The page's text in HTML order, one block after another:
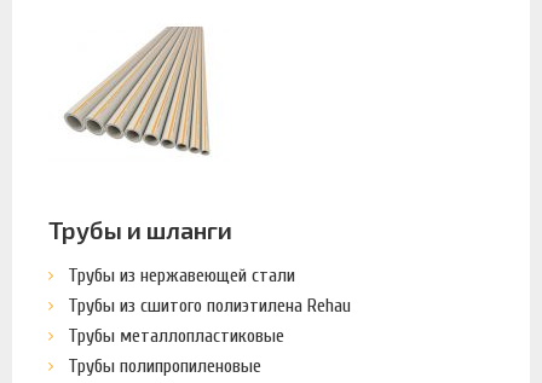
Трубы и шланги
Трубы из нержавеющей стали
Трубы из сшитого полиэтилена Rehau
Трубы металлопластиковые
Трубы полипропиленовые